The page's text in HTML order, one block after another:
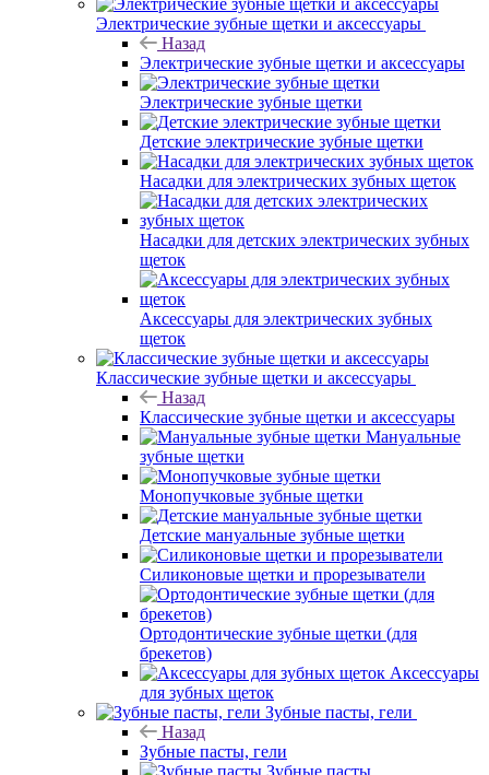
Электрические зубные щетки и аксессуары
Назад
Электрические зубные щетки и аксессуары
Электрические зубные щетки
Детские электрические зубные щетки
Насадки для электрических зубных щеток
Насадки для детских электрических зубных
щеток
Аксессуары для электрических зубных
щеток
Классические зубные щетки и аксессуары
Назад
Классические зубные щетки и аксессуары
Мануальные
зубные щетки
Монопучковые зубные щетки
Детские мануальные зубные щетки
Силиконовые щетки и прорезыватели
Ортодонтические зубные щетки (для
брекетов)
Аксессуары
для зубных щеток
Зубные пасты, гели
Назад
Зубные пасты, гели
Зубные пасты